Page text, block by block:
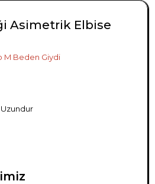
Asimetrik Elbise
M Beden Giydi
Uzundur